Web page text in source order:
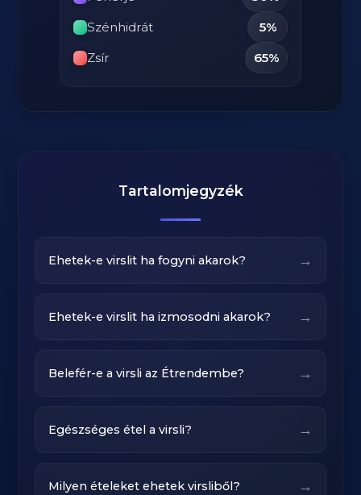
Szénhidrát
5%
Zsír
65%
Tartalomjegyzék
Ehetek-e virslit ha fogyni akarok? →
Ehetek-e virslit ha izmosodni akarok? →
Belefér-e a virsli az Étrendembe? →
Egészséges étel a virsli? →
Milyen ételeket ehetek virsliből? →